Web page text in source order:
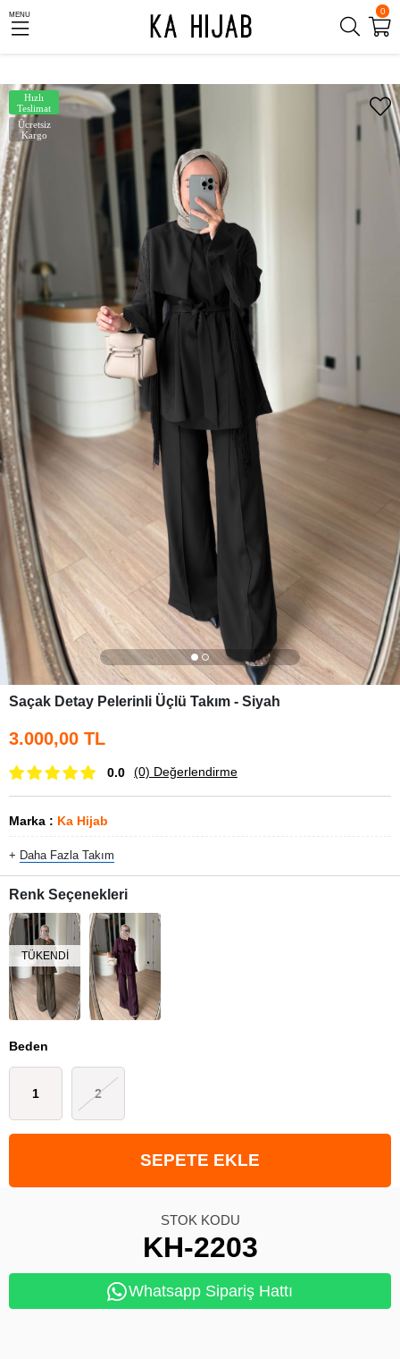
0
MENU
Ücretsiz
Kargo
Hızlı
Teslimat
Saçak Detay Pelerinli Üçlü Takım - Siyah
3.000,00 TL
0.0 (0) Değerlendirme
Marka : Ka Hijab
+ Daha Fazla Takım
Renk Seçenekleri
TÜKENDI
Beden
1 2
STOK KODU
KH-2203
Whatsapp Sipariş Hattı